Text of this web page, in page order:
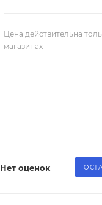
Цена действительна
магазинах
Нет оценок